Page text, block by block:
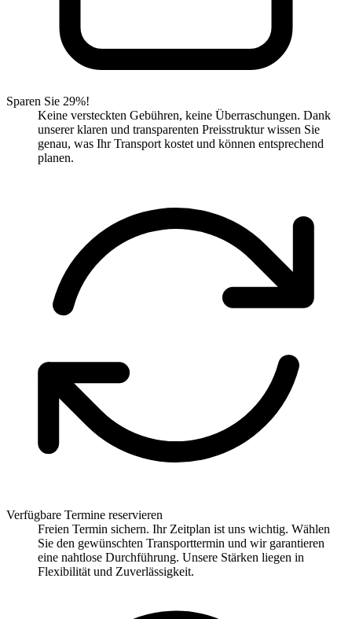
Sparen Sie 29%!
Keine versteckten Gebühren, keine Überraschungen. Dank
unserer klaren und transparenten Preisstruktur wissen Sie
genau, was Ihr Transport kostet und können entsprechend
planen.
Verfügbare Termine reservieren
Freien Termin sichern. Ihr Zeitplan ist uns wichtig. Wählen
Sie den gewünschten Transporttermin und wir garantieren
eine nahtlose Durchführung. Unsere Stärken liegen in
Flexibilität und Zuverlässigkeit.